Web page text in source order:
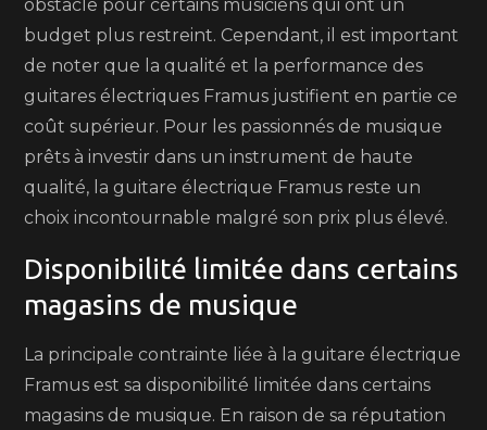
obstacle pour certains musiciens qui ont un
budget plus restreint. Cependant, il est important
de noter que la qualité et la performance des
guitares électriques Framus justifient en partie ce
coût supérieur. Pour les passionnés de musique
prêts à investir dans un instrument de haute
qualité, la guitare électrique Framus reste un
choix incontournable malgré son prix plus élevé.
Disponibilité limitée dans certains
magasins de musique
La principale contrainte liée à la guitare électrique
Framus est sa disponibilité limitée dans certains
magasins de musique. En raison de sa réputation